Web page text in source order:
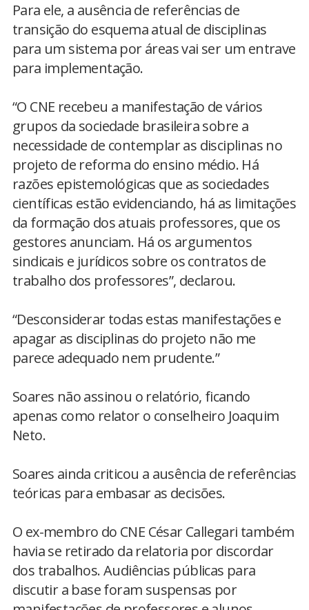
Para ele, a ausência de referências de
transição do esquema atual de disciplinas
para um sistema por áreas vai ser um entrave
para implementação.
“O CNE recebeu a manifestação de vários
grupos da sociedade brasileira sobre a
necessidade de contemplar as disciplinas no
projeto de reforma do ensino médio. Há
razões epistemológicas que as sociedades
científicas estão evidenciando, há as limitações
da formação dos atuais professores, que os
gestores anunciam. Há os argumentos
sindicais e jurídicos sobre os contratos de
trabalho dos professores”, declarou.
“Desconsiderar todas estas manifestações e
apagar as disciplinas do projeto não me
parece adequado nem prudente.”
Soares não assinou o relatório, ficando
apenas como relator o conselheiro Joaquim
Neto.
Soares ainda criticou a ausência de referências
teóricas para embasar as decisões.
O ex-membro do CNE César Callegari também
havia se retirado da relatoria por discordar
dos trabalhos. Audiências públicas para
discutir a base foram suspensas por